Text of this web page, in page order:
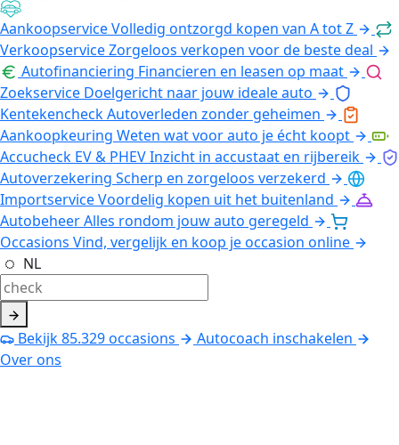
AankoopserviceVolledig ontzorgd kopen van A tot Z
VerkoopserviceZorgeloos verkopen voor de beste deal
Autofinanciering Financieren en leasen op maat
Zoekservice Doelgericht naar jouw ideale auto
KentekencheckAutoverleden zonder geheimen
Aankoopkeuring Weten wat voor auto je écht koopt
Accucheck EV & PHEVInzicht in accustaat en rijbereik
Autoverzekering Scherp en zorgeloos verzekerd
ImportserviceVoordelig kopen uit het buitenland
AutobeheerAlles rondom jouw auto geregeld
Occasions Vind, vergelijk en koop je occasion online
NL
Bekijk85.329occasions
Autocoach inschakelen
Over ons